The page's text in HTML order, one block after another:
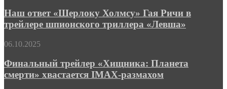
фильма
Тимура
Бекмамбетова
«Милосердие»
«Шерлоку
Холмсу»
Гая
в
шпионского
триллера
Наш ответ «Шерлоку Холмсу» Гая Ричи в
трейлере шпионского триллера «Левша»
Финальный
«Хищника:
смерти»
06.10.2025
Финальный трейлер «Хищника: Планета
смерти» хвастается IMAX-размахом